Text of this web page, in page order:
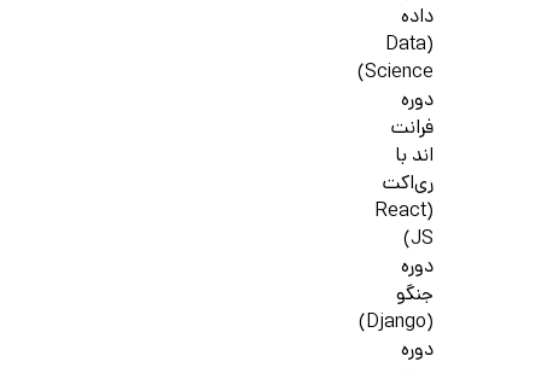
داده
(Data
Science)
دوره
فرانت
اند با
ری‌اکت
(React
JS)
دوره
جنگو
(Django)
دوره